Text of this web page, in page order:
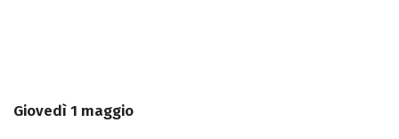
Giovedì 1 maggio